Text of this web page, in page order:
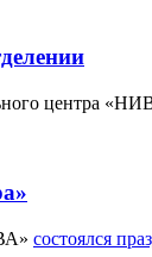
центра
состоялся